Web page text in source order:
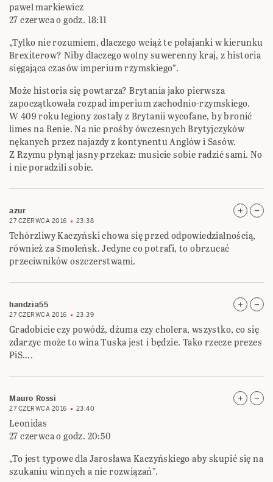
pawel markiewicz
27 czerwca o godz. 18:11
„Tylko nie rozumiem, dlaczego wciąż te połajanki w kierunku
Brexiterow? Niby dlaczego wolny suwerenny kraj, z historia
sięgająca czasów imperium rzymskiego”.
Może historia się powtarza? Brytania jako pierwsza
zapoczątkowała rozpad imperium zachodnio-rzymskiego.
W 409 roku legiony zostały z Brytanii wycofane, by bronić
limes na Renie. Na nic prośby ówczesnych Brytyjczyków
nękanych przez najazdy z kontynentu Anglów i Sasów.
Z Rzymu płynął jasny przekaz: musicie sobie radzić sami. No
i nie poradzili sobie.
azur
27 CZERWCA 2016 23:38
Tchórzliwy Kaczyński chowa się przed odpowiedzialnością,
również za Smoleńsk. Jedyne co potrafi, to obrzucać
przeciwników oszczerstwami.
handzia55
27 CZERWCA 2016 23:39
Gradobicie czy powódż, dżuma czy cholera, wszystko, co się
zdarzyc może to wina Tuska jest i będzie. Tako rzecze prezes
PiS….
Mauro Rossi
27 CZERWCA 2016 23:40
Leonidas
27 czerwca o godz. 20:50
„To jest typowe dla Jarosława Kaczyńskiego aby skupić się na
szukaniu winnych a nie rozwiązań”.